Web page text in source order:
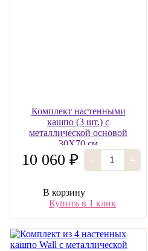
Комплект настенными
кашпо (3 шт.) с
металлической основой
30Х70 см
10 060 ₽ - +
В корзину
Купить в 1 клик